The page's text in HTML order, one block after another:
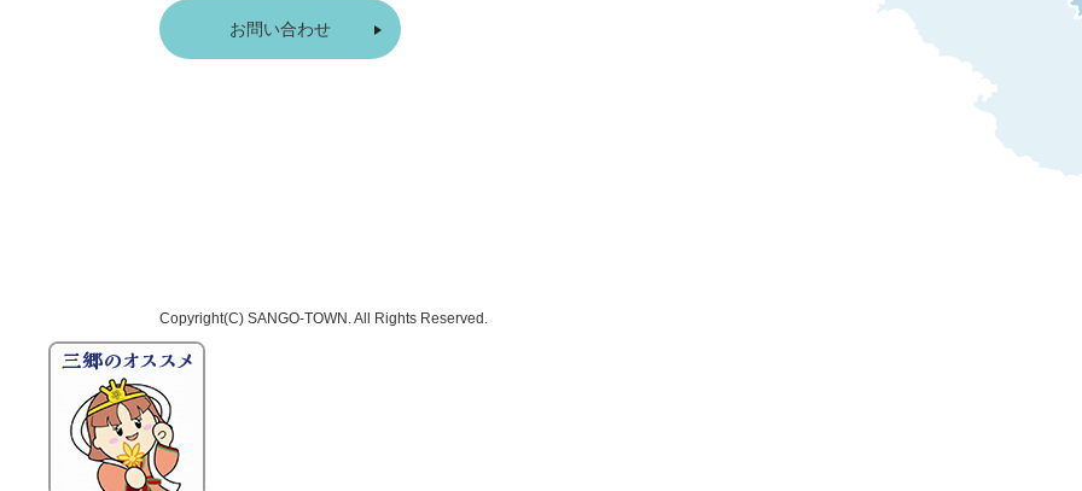
お問い合わせ
Copyright(C) SANGO-TOWN. All Rights Reserved.